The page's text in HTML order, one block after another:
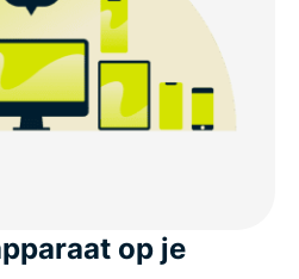
op je